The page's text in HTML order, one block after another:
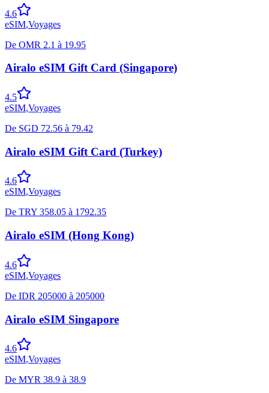
4.6
eSIM,Voyages
De OMR 2.1 à 19.95
Airalo eSIM Gift Card (Singapore)
4.5
eSIM,Voyages
De SGD 72.56 à 79.42
Airalo eSIM Gift Card (Turkey)
4.6
eSIM,Voyages
De TRY 358.05 à 1792.35
Airalo eSIM (Hong Kong)
4.6
eSIM,Voyages
De IDR 205000 à 205000
Airalo eSIM Singapore
4.6
eSIM,Voyages
De MYR 38.9 à 38.9